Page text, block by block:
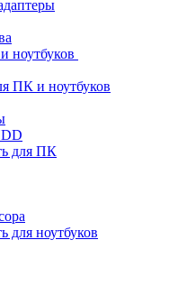
ноутбуков
ПК и ноутбуков
для ПК
для ноутбуков